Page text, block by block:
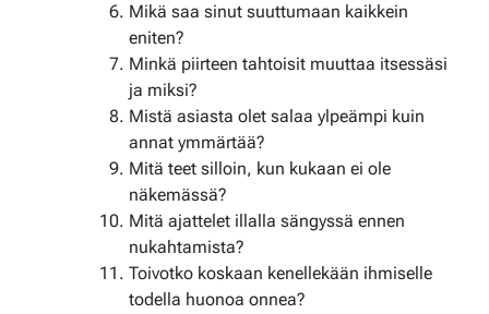
Mikä saa sinut suuttumaan kaikkein
eniten?
Minkä piirteen tahtoisit muuttaa itsessäsi
ja miksi?
Mistä asiasta olet salaa ylpeämpi kuin
annat ymmärtää?
Mitä teet silloin, kun kukaan ei ole
näkemässä?
Mitä ajattelet illalla sängyssä ennen
nukahtamista?
Toivotko koskaan kenellekään ihmiselle
todella huonoa onnea?